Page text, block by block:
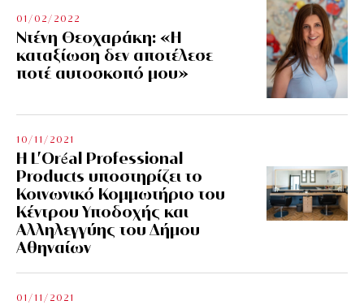
01/02/2022
Ντένη Θεοχαράκη: «Η
καταξίωση δεν αποτέλεσε
ποτέ αυτοσκοπό μου»
10/11/2021
Η L’Οréal Professional
Products υποστηρίζει το
Κοινωνικό Κομμωτήριο του
Κέντρου Υποδοχής και
Αλληλεγγύης του Δήμου
Αθηναίων
01/11/2021